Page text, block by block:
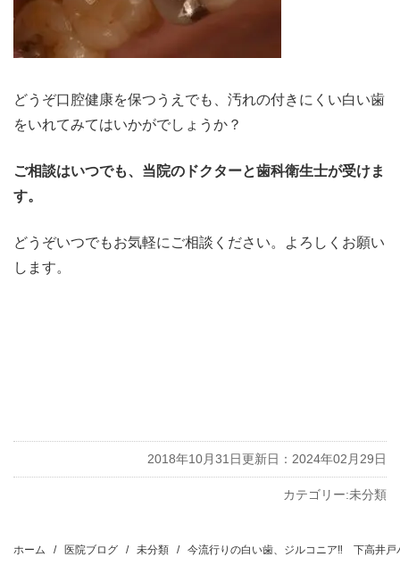
どうぞ口腔健康を保つうえでも、汚れの付きにくい白い歯
をいれてみてはいかがでしょうか？
ご相談はいつでも、当院のドクターと歯科衛生士が受けま
す。
どうぞいつでもお気軽にご相談ください。よろしくお願い
します。
2018年10月31日更新日：2024年02月29日
カテゴリー:未分類
稿
ホーム 医院ブログ 未分類 今流行りの白い歯、ジルコニア‼ 下高井戸